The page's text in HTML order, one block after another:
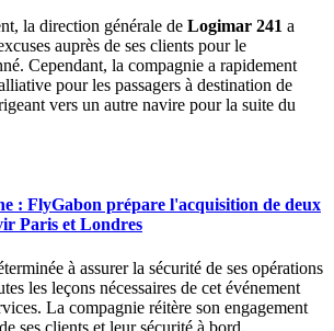
la direction générale de Logimar 241 a
auprès de ses clients pour le
Cependant, la compagnie a rapidement
pour les passagers à destination de
vers un autre navire pour la suite du
: FlyGabon prépare l'acquisition de deux
Paris et Londres
à assurer la sécurité de ses opérations
les leçons nécessaires de cet événement
La compagnie réitère son engagement
ses clients et leur sécurité à bord.